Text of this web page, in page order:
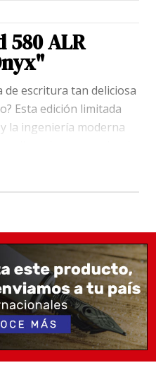
580 ALR
de escritura tan deliciosa
Esta edición limitada
la ingeniería moderna
en aluminio
El contraste con
y la plumilla convierte
revela el
nivel de tinta,
fluye la tinta con
el diseño facetado